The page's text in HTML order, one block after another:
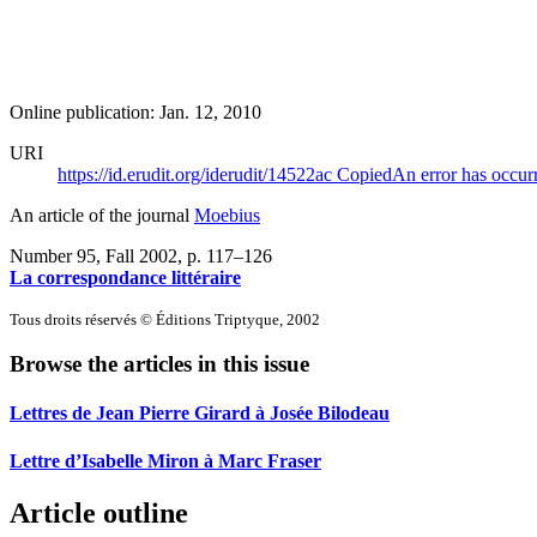
Online publication: Jan. 12, 2010
URI
https://id.erudit.org/iderudit/14522ac CopiedAn error has
An article of the journal Moebius
Number 95, Fall 2002, p. 117–126
La correspondance littéraire
Tous droits réservés © Éditions Triptyque, 2002
Browse the articles in this issue
Lettres de Jean Pierre Girard à Josée Bilodeau
Lettre d’Isabelle Miron à Marc Fraser
Article outline